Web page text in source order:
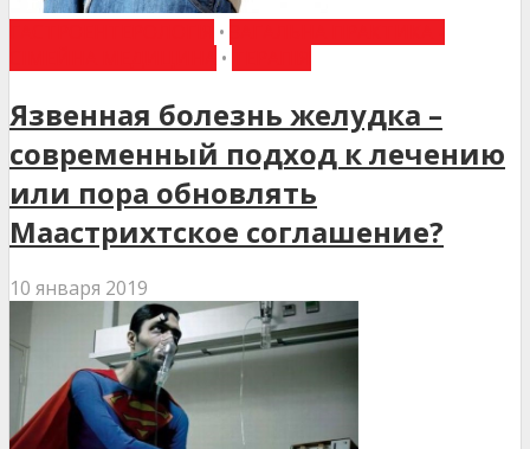
•
•
Язвенная болезнь желудка –
современный подход к лечению
или пора обновлять
Маастрихтское соглашение?
10 января 2019